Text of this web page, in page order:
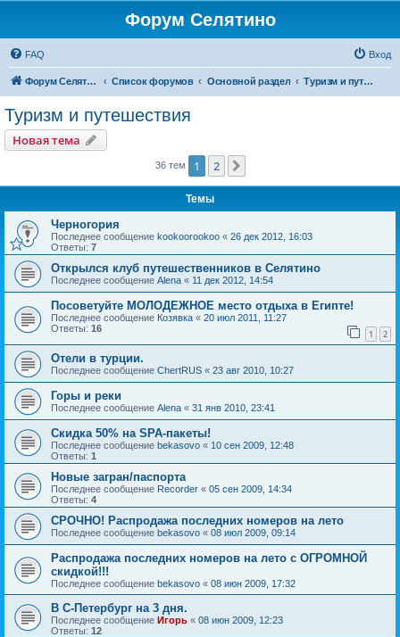
Форум Селятино
FAQ Вход
Форум Селятино Список форумов Основной раздел Туризм и путешествия
Туризм и путешествия
Новая тема
36 тем 1 2
Темы
Черногория
Последнее сообщение kookoorookoo « 26 дек 2012, 16:03
Ответы: 7
Открылся клуб путешественников в Селятино
Последнее сообщение Alena « 11 дек 2012, 14:54
Посоветуйте МОЛОДЕЖНОЕ место отдыха в Египте!
Последнее сообщение Козявка « 20 июл 2011, 11:27
Ответы: 16 1 2
Отели в турции.
Последнее сообщение ChertRUS « 23 авг 2010, 10:27
Горы и реки
Последнее сообщение Alena « 31 янв 2010, 23:41
Скидка 50% на SPA-пакеты!
Последнее сообщение bekasovo « 10 сен 2009, 12:48
Ответы: 1
Новые загран/паспорта
Последнее сообщение Recorder « 05 сен 2009, 14:34
Ответы: 4
СРОЧНО! Распродажа последних номеров на лето
Последнее сообщение bekasovo « 08 июл 2009, 09:14
Распродажа последних номеров на лето с ОГРОМНОЙ
скидкой!!!
Последнее сообщение bekasovo « 08 июн 2009, 17:32
В С-Петербург на 3 дня.
Последнее сообщение Игорь « 08 июн 2009, 12:23
Ответы: 12